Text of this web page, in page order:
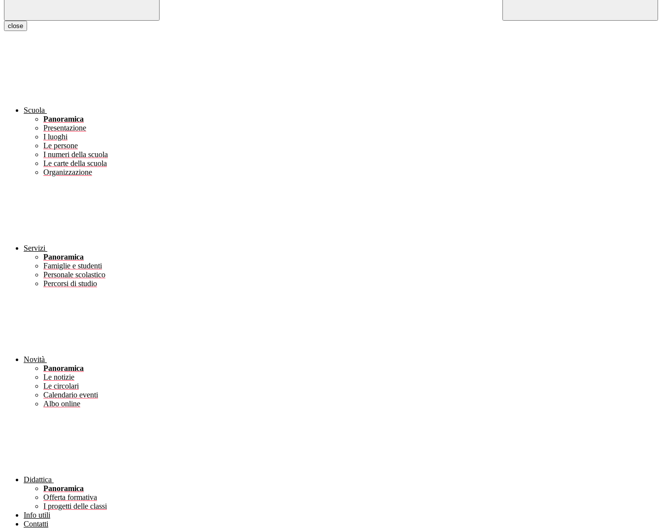
close
Scuola
Panoramica
Presentazione
I luoghi
Le persone
I numeri della scuola
Le carte della scuola
Organizzazione
Servizi
Panoramica
Famiglie e studenti
Personale scolastico
Percorsi di studio
Novità
Panoramica
Le notizie
Le circolari
Calendario eventi
Albo online
Didattica
Panoramica
Offerta formativa
I progetti delle classi
Info utili
Contatti